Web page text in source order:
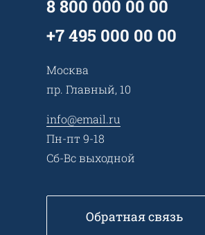
8 800 000 00 00
+7 495 000 00 00
Москва
пр. Главный, 10
info@email.ru
Пн-пт 9-18
Сб-Вс выходной
Обратная связь